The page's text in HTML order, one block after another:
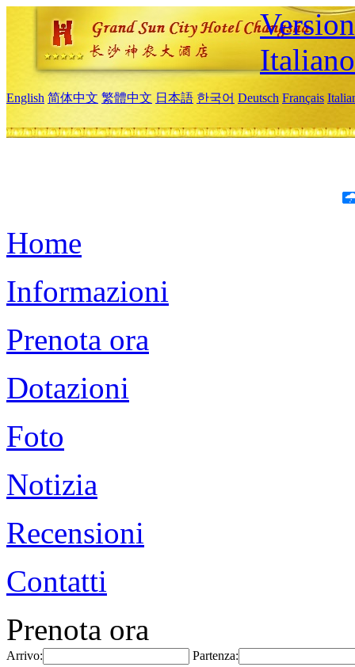
Italiano
English 简体中文 繁體中文 日本語 한국어 Deutsch Français
Home
Informazioni
Prenota ora
Dotazioni
Foto
Notizia
Recensioni
Contatti
Prenota ora
Arrivo: Partenza: